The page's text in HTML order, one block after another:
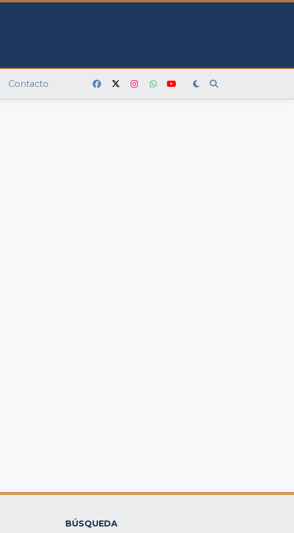
Contacto
BÚSQUEDA